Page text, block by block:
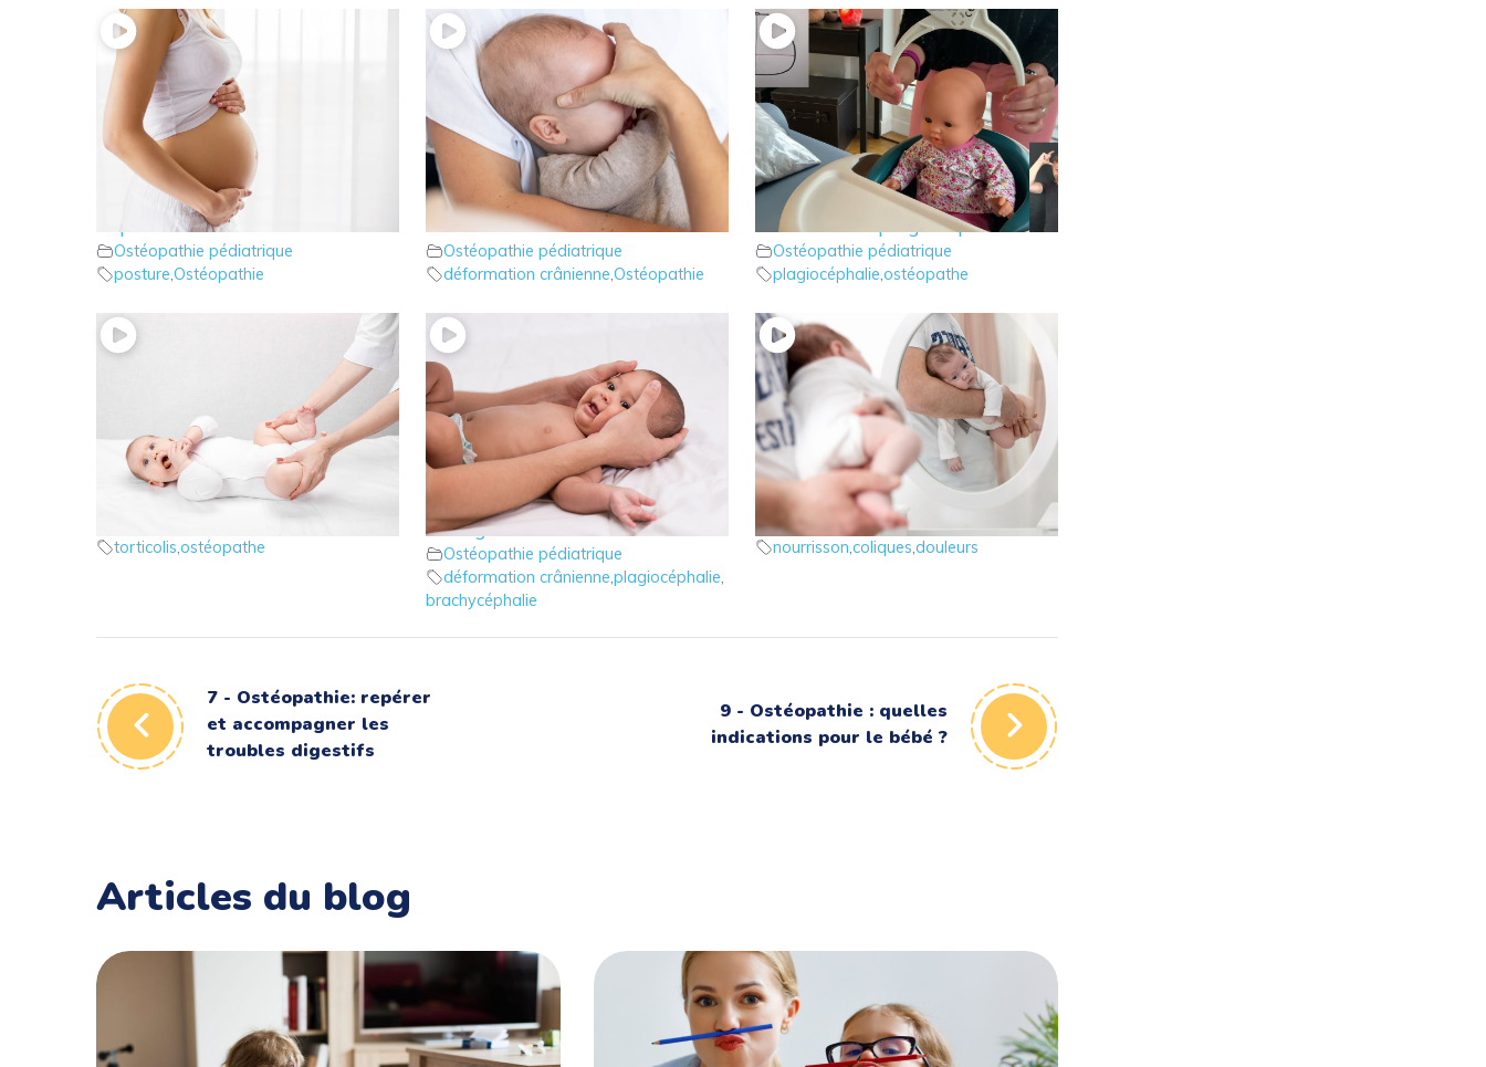
6 – Ostéopathie: Position In utero
et postures de bébé
Ostéopathie pédiatrique
posture Ostéopathie
5 – Ostéopathie : les signes d’une
déformation crânienne
Ostéopathie pédiatrique
déformation crânienne Ostéopathie
4 – Ostéopathie : Comment
mesurer une plagiocéphalie ?
Ostéopathie pédiatrique
plagiocéphalie ostéopathe
3 – Ostéopathie : Le torticolis
Ostéopathie pédiatrique
torticolis,ostéopathe
2 – Ostéopathie : Adopter les
bons gestes
Ostéopathie pédiatrique
déformation crânienne,plagiocéphalie,
brachycéphalie
1 – Les coliques du nourrisson
Ostéopathie pédiatrique
nourrisson,coliques,douleurs
7 - Ostéopathie: repérer
et accompagner les
troubles digestifs
9 - Ostéopathie : quelles
indications pour le bébé ?
Articles du blog